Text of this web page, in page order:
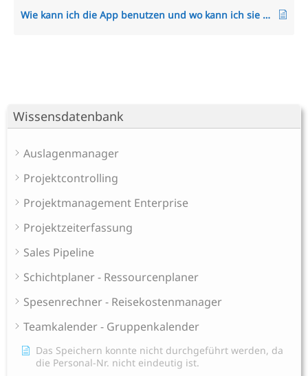
Wissensdatenbank
Auslagenmanager
Projektcontrolling
Projektmanagement Enterprise
Projektzeiterfassung
Sales Pipeline
Schichtplaner - Ressourcenplaner
Spesenrechner - Reisekostenmanager
Teamkalender - Gruppenkalender
Das Speichern konnte nicht durchgeführt werden, da
die Personal-Nr. nicht eindeutig ist.
Wie kann ich die App benutzen und wo kann ich sie herunterladen?